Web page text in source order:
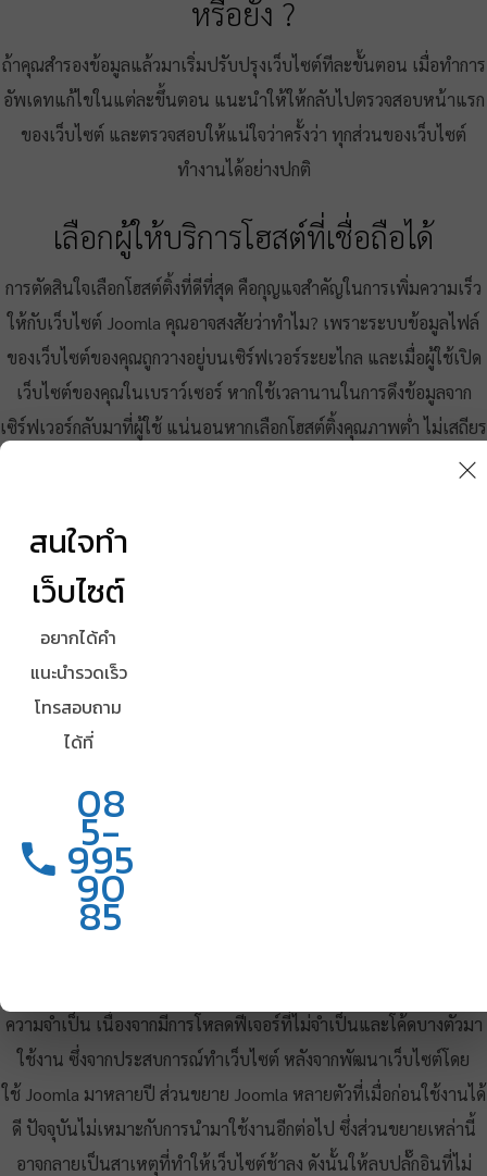
สนใจทำ
เว็บไซต์
อยากได้คำ
แนะนำรวดเร็ว
โทรสอบถาม
ได้ที่
08
5-
995
90
85
หรือยัง ?
ถ้าคุณสำรองข้อมูลแล้วมาเริ่มปรับปรุงเว็บไซต์ทีละขั้นตอน เมื่อทำการ
อัพเดทแก้ไขในแต่ละขึ้นตอน แนะนำให้ให้กลับไปตรวจสอบหน้าแรก
ของเว็บไซต์ และตรวจสอบให้แน่ใจว่าครั้งว่า ทุกส่วนของเว็บไซต์
ทำงานได้อย่างปกติ
เลือกผู้ให้บริการโฮสต์ที่เชื่อถือได้
การตัดสินใจเลือกโฮสต์ติ้งที่ดีที่สุด คือกุญแจสำคัญในการเพิ่มความเร็ว
ให้กับเว็บไซต์ Joomla คุณอาจสงสัยว่าทำไม? เพราะระบบข้อมูลไฟล์
ของเว็บไซต์ของคุณถูกวางอยู่บนเซิร์ฟเวอร์ระยะไกล และเมื่อผู้ใช้เปิด
เว็บไซต์ของคุณในเบราว์เซอร์ หากใช้เวลานานในการดึงข้อมูลจาก
เซิร์ฟเวอร์กลับมาที่ผู้ใช้ แน่นอนหากเลือกโฮสต์ติ้งคุณภาพต่ำ ไม่เสถียร
ระยะเวลาการโหลดของเว็บไซต์จะเพิ่มสูงขึ้น ยิ่งใช้เวลาในการโหลด
ดังนั้นวิธีที่ดีที่สุดในการแก้ปัญหา เลือกใช้โฮสต์ติ้งที่ดีที่สุด เพื่อให้ได้
ปวดหัวเรื่องสปีคความเร็ว แนะนำ Hostatom เป็นพาร์ทเนอร์
Hosting ที่เราเลือกใช้ มีปัญหาติดต่อแก้ไขรวดเร็วไม่งอแง ไม่ต้องนั่ง
คุณภาพ เสถียร เว็บไม่ล่ม ความเร็วสปีด
อัพเดท JOOMLA และส่วนขยายเวอร์ชั่น
ความจำเป็น เนื่องจากมีการโหลดฟีเจอร์ที่ไม่จำเป็นและโค้ดบางตัวมา
ใช้งาน ซึ่งจากประสบการณ์ทำเว็บไซต์ หลังจากพัฒนาเว็บไซต์โดย
ใช้ Joomla มาหลายปี ส่วนขยาย Joomla หลายตัวที่เมื่อก่อนใช้งานได้
ดี ปัจจุบันไม่เหมาะกับการนำมาใช้งานอีกต่อไป ซึ่งส่วนขยายเหล่านี้
อาจกลายเป็นสาเหตุที่ทำให้เว็บไซต์ช้าลง ดังนั้นให้ลบปลั๊กอินที่ไม่